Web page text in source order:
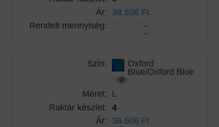
Ár: 38.506 Ft
Rendelt mennyiség:
Szín: Oxford
Blue/Oxford Blue
Méret: L
Raktár készlet: 4
Ár: 38.506 Ft